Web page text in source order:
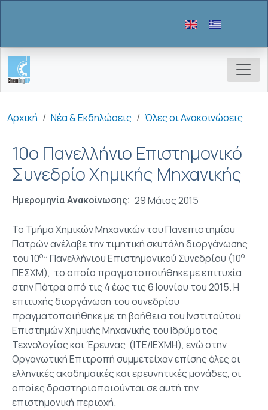
Breadcrumb
Αρχική Νέα & Εκδηλώσεις Όλες οι Ανακοινώσεις
10o Πανελλήνιο Επιστημονικό
Συνεδρίο Χημικής Μηχανικής
Ημερομηνία Ανακοίνωσης 29 Μάιος 2015
Το Τμήμα Χημικών Μηχανικών του Πανεπιστημίου
Πατρών ανέλαβε την τιμητική σκυτάλη διοργάνωσης
του 10ου Πανελλήνιου Επιστημονικού Συνεδρίου (10ο
ΠΕΣΧΜ), το οποίο πραγματοποιήθηκε με επιτυχία
στην Πάτρα από τις 4 έως τις 6 Ιουνίου του 2015. Η
επιτυχής διοργάνωση του συνεδρίου
πραγματοποιήθηκε με τη βοήθεια του Ινστιτούτου
Επιστημών Χημικής Μηχανικής του Ιδρύματος
Τεχνολογίας και Έρευνας (ΙΤΕ/ΙΕΧΜΗ), ενώ στην
Οργανωτική Επιτροπή συμμετείχαν επίσης όλες οι
ελληνικές ακαδημαϊκές και ερευνητικές μονάδες, οι
οποίες δραστηριοποιούνται σε αυτή την
επιστημονική περιοχή.